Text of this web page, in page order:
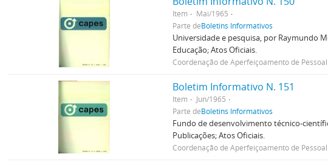
Item
Mai/1965
Parte deBoletins Informativos
Universidade e pesquisa, por Raymundo
Educação; Atos Oficiais.
Coordenação de Aperfeiçoamento de
Boletim Informativo N. 151
Item
Jun/1965
Parte deBoletins Informativos
Fundo de desenvolvimento técnico-
Publicações; Atos Oficiais.
Coordenação de Aperfeiçoamento de